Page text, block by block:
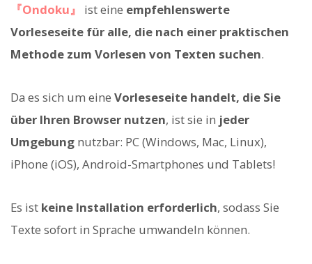
『Ondoku』 ist eine empfehlenswerte
Vorleseseite für alle, die nach einer praktischen
Methode zum Vorlesen von Texten suchen.
Da es sich um eine Vorleseseite handelt, die Sie
über Ihren Browser nutzen, ist sie in jeder
Umgebung nutzbar: PC (Windows, Mac, Linux),
iPhone (iOS), Android-Smartphones und Tablets!
Es ist keine Installation erforderlich, sodass Sie
Texte sofort in Sprache umwandeln können.